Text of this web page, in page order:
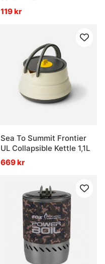
119 kr
Sea To Summit Frontier
UL Collapsible Kettle 1,1L
669 kr